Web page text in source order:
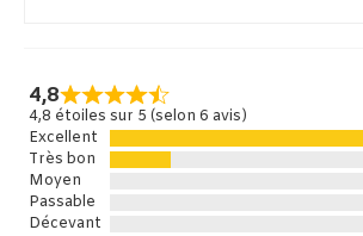
4,8
4,8 étoiles sur 5 (selon 6 avis)
Excellent
Très bon
Moyen
Passable
Décevant